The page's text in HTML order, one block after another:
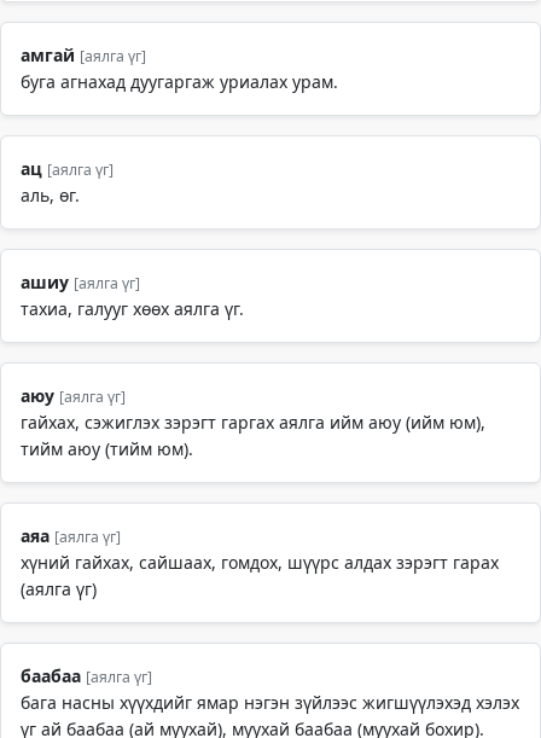
амгай [аялга үг]
буга агнахад дуугаргаж уриалах урам.
ац [аялга үг]
аль, өг.
ашиу [аялга үг]
тахиа, галууг хөөх аялга үг.
аюу [аялга үг]
гайхах, сэжиглэх зэрэгт гаргах аялга ийм аюу (ийм юм),
тийм аюу (тийм юм).
аяа [аялга үг]
хүний гайхах, сайшаах, гомдох, шүүрс алдах зэрэгт гарах
(аялга үг)
баабаа [аялга үг]
бага насны хүүхдийг ямар нэгэн зүйлээс жигшүүлэхэд хэлэх
үг ай баабаа (ай муухай), муухай баабаа (муухай бохир).